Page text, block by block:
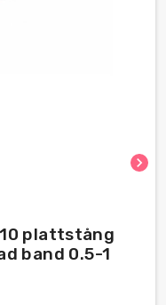
chevron_right
plattstång
band 0.5-1